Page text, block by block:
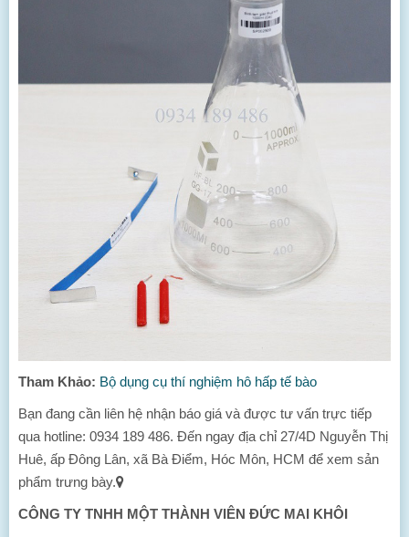
Tham Khảo: Bộ dụng cụ thí nghiệm hô hấp tế bào
Bạn đang cần liên hệ nhận báo giá và được tư vấn trực tiếp
qua hotline: 0934 189 486. Đến ngay địa chỉ 27/4D Nguyễn Thị
Huê, ấp Đông Lân, xã Bà Điểm, Hóc Môn, HCM để xem sản
phẩm trưng bày.
CÔNG TY TNHH MỘT THÀNH VIÊN ĐỨC MAI KHÔI